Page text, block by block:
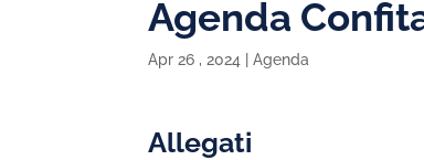
Agenda
Apr 26 , 2024 |Agenda
Allegati